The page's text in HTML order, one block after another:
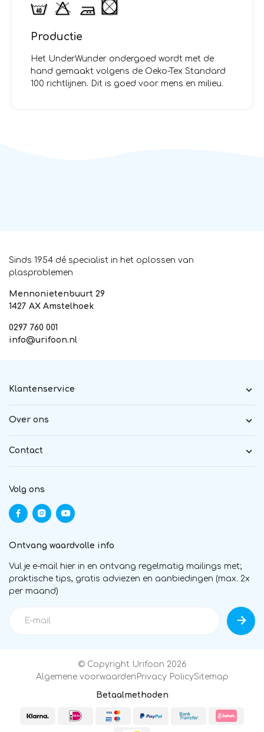
Productie
Het UnderWunder ondergoed wordt met de
hand gemaakt volgens de Oeko-Tex Standard
100 richtlijnen. Dit is goed voor mens en milieu.
Sinds 1954 dé specialist in het oplossen van
plasproblemen
Mennonietenbuurt 29
1427 AX Amstelhoek
0297 760 001
info@urifoon.nl
Klantenservice
Over ons
Contact
Volg ons
Ontvang waardvolle info
Vul je e-mail hier in en ontvang regelmatig mailings met;
praktische tips, gratis adviezen en aanbiedingen (max. 2x
per maand)
© Copyright Urifoon 2026
Algemene voorwaarden Privacy PolicySitemap
Betaalmethoden